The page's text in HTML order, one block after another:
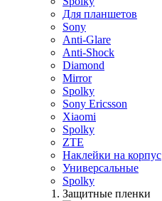
Для планшетов
Sony
Anti-Glare
Anti-Shock
Diamond
Mirror
Spolky
Sony Ericsson
Xiaomi
Spolky
ZTE
Наклейки на корпус
Универсальные
Spolky
Защитные пленки